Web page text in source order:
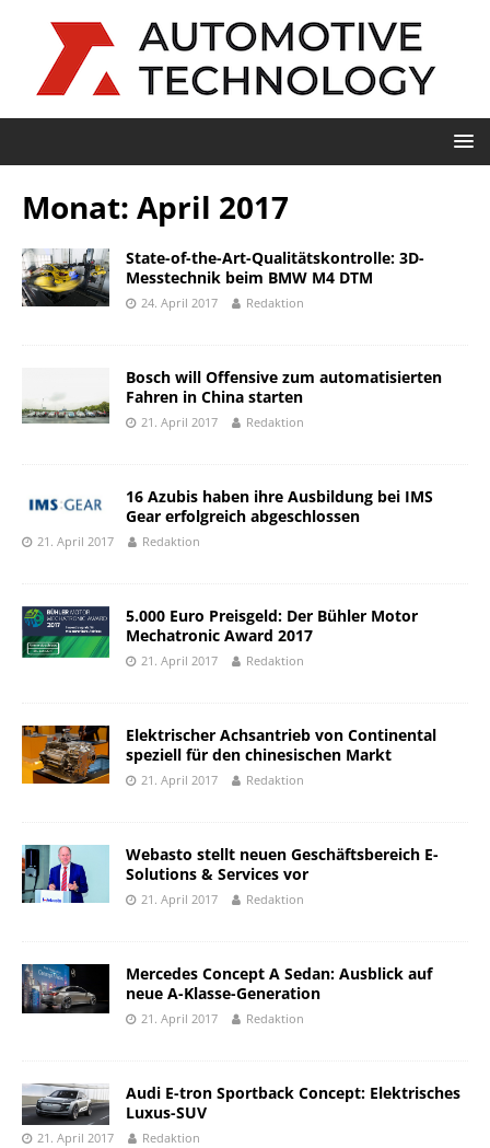
Monat: April 2017
State-of-the-Art-Qualitätskontrolle: 3D-
Messtechnik beim BMW M4 DTM
24. April 2017 Redaktion
Bosch will Offensive zum automatisierten
Fahren in China starten
21. April 2017 Redaktion
16 Azubis haben ihre Ausbildung bei IMS
Gear erfolgreich abgeschlossen
21. April 2017 Redaktion
5.000 Euro Preisgeld: Der Bühler Motor
Mechatronic Award 2017
21. April 2017 Redaktion
Elektrischer Achsantrieb von Continental
speziell für den chinesischen Markt
21. April 2017 Redaktion
Webasto stellt neuen Geschäftsbereich E-
Solutions & Services vor
21. April 2017 Redaktion
Mercedes Concept A Sedan: Ausblick auf
neue A-Klasse-Generation
21. April 2017 Redaktion
Audi E-tron Sportback Concept: Elektrisches
Luxus-SUV
21. April 2017 Redaktion